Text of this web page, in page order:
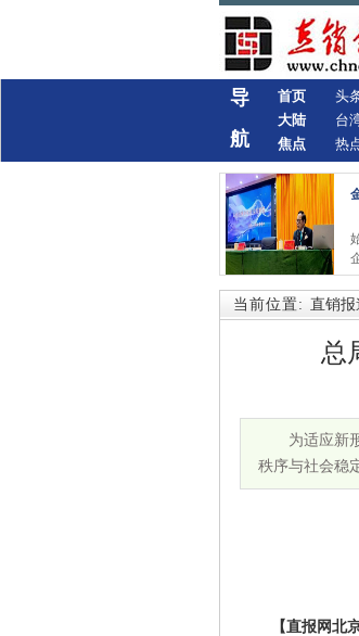
导
航
首页
大陆
焦点
头
台
热
当前位置: 直销报
总
为适应新
秩序与社会稳
【直报网北